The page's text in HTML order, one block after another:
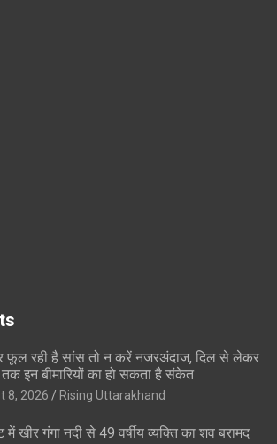
फूल रही है सांस तो न करें नजरअंदाज, दिल से लेकर
इन बीमारियों का हो सकता है संकेत
8, 2026 Rising Uttarakhand
खीर गंगा नदी से 49 वर्षीय व्यक्ति का शव बरामद